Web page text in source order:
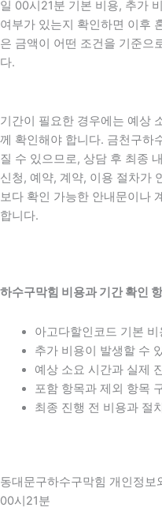
일 00시21분 기본 비용, 추가
여부가 있는지 확인하면 이후
은 금액이 어떤 조건을 기준으
다.
기간이 필요한 경우에는 예상
께 확인해야 합니다. 금천구하
질 수 있으므로, 상담 후 최종
신청, 예약, 계약, 이용 절차가
보다 확인 가능한 안내문이나
합니다.
하수구막힘 비용과 기간 확인
아고다할인코드 기본
추가 비용이 발생할 수
예상 소요 시간과 실제
포함 항목과 제외 항목
최종 진행 전 비용과 절
동대문구하수구막힘 개인정
00시21분